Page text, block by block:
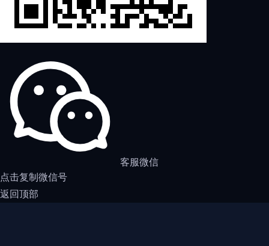
客服微信
点击复制微信号
返回顶部